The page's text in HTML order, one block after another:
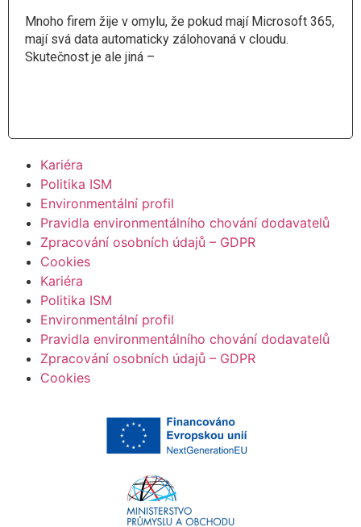
Mnoho firem žije v omylu, že pokud mají Microsoft 365,
mají svá data automaticky zálohovaná v cloudu.
Skutečnost je ale jiná –
Kariéra
Politika ISM
Environmentální profil
Pravidla environmentálního chování dodavatelů
Zpracování osobních údajů – GDPR
Cookies
Kariéra
Politika ISM
Environmentální profil
Pravidla environmentálního chování dodavatelů
Zpracování osobních údajů – GDPR
Cookies